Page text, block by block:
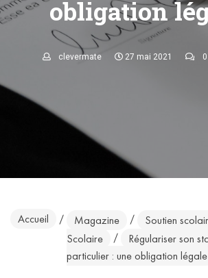
obligation
clevermate 27 mai 2021
Accueil / Magazine / Soutien
Scolaire
/
Régulariser son
particulier : une obligation légale